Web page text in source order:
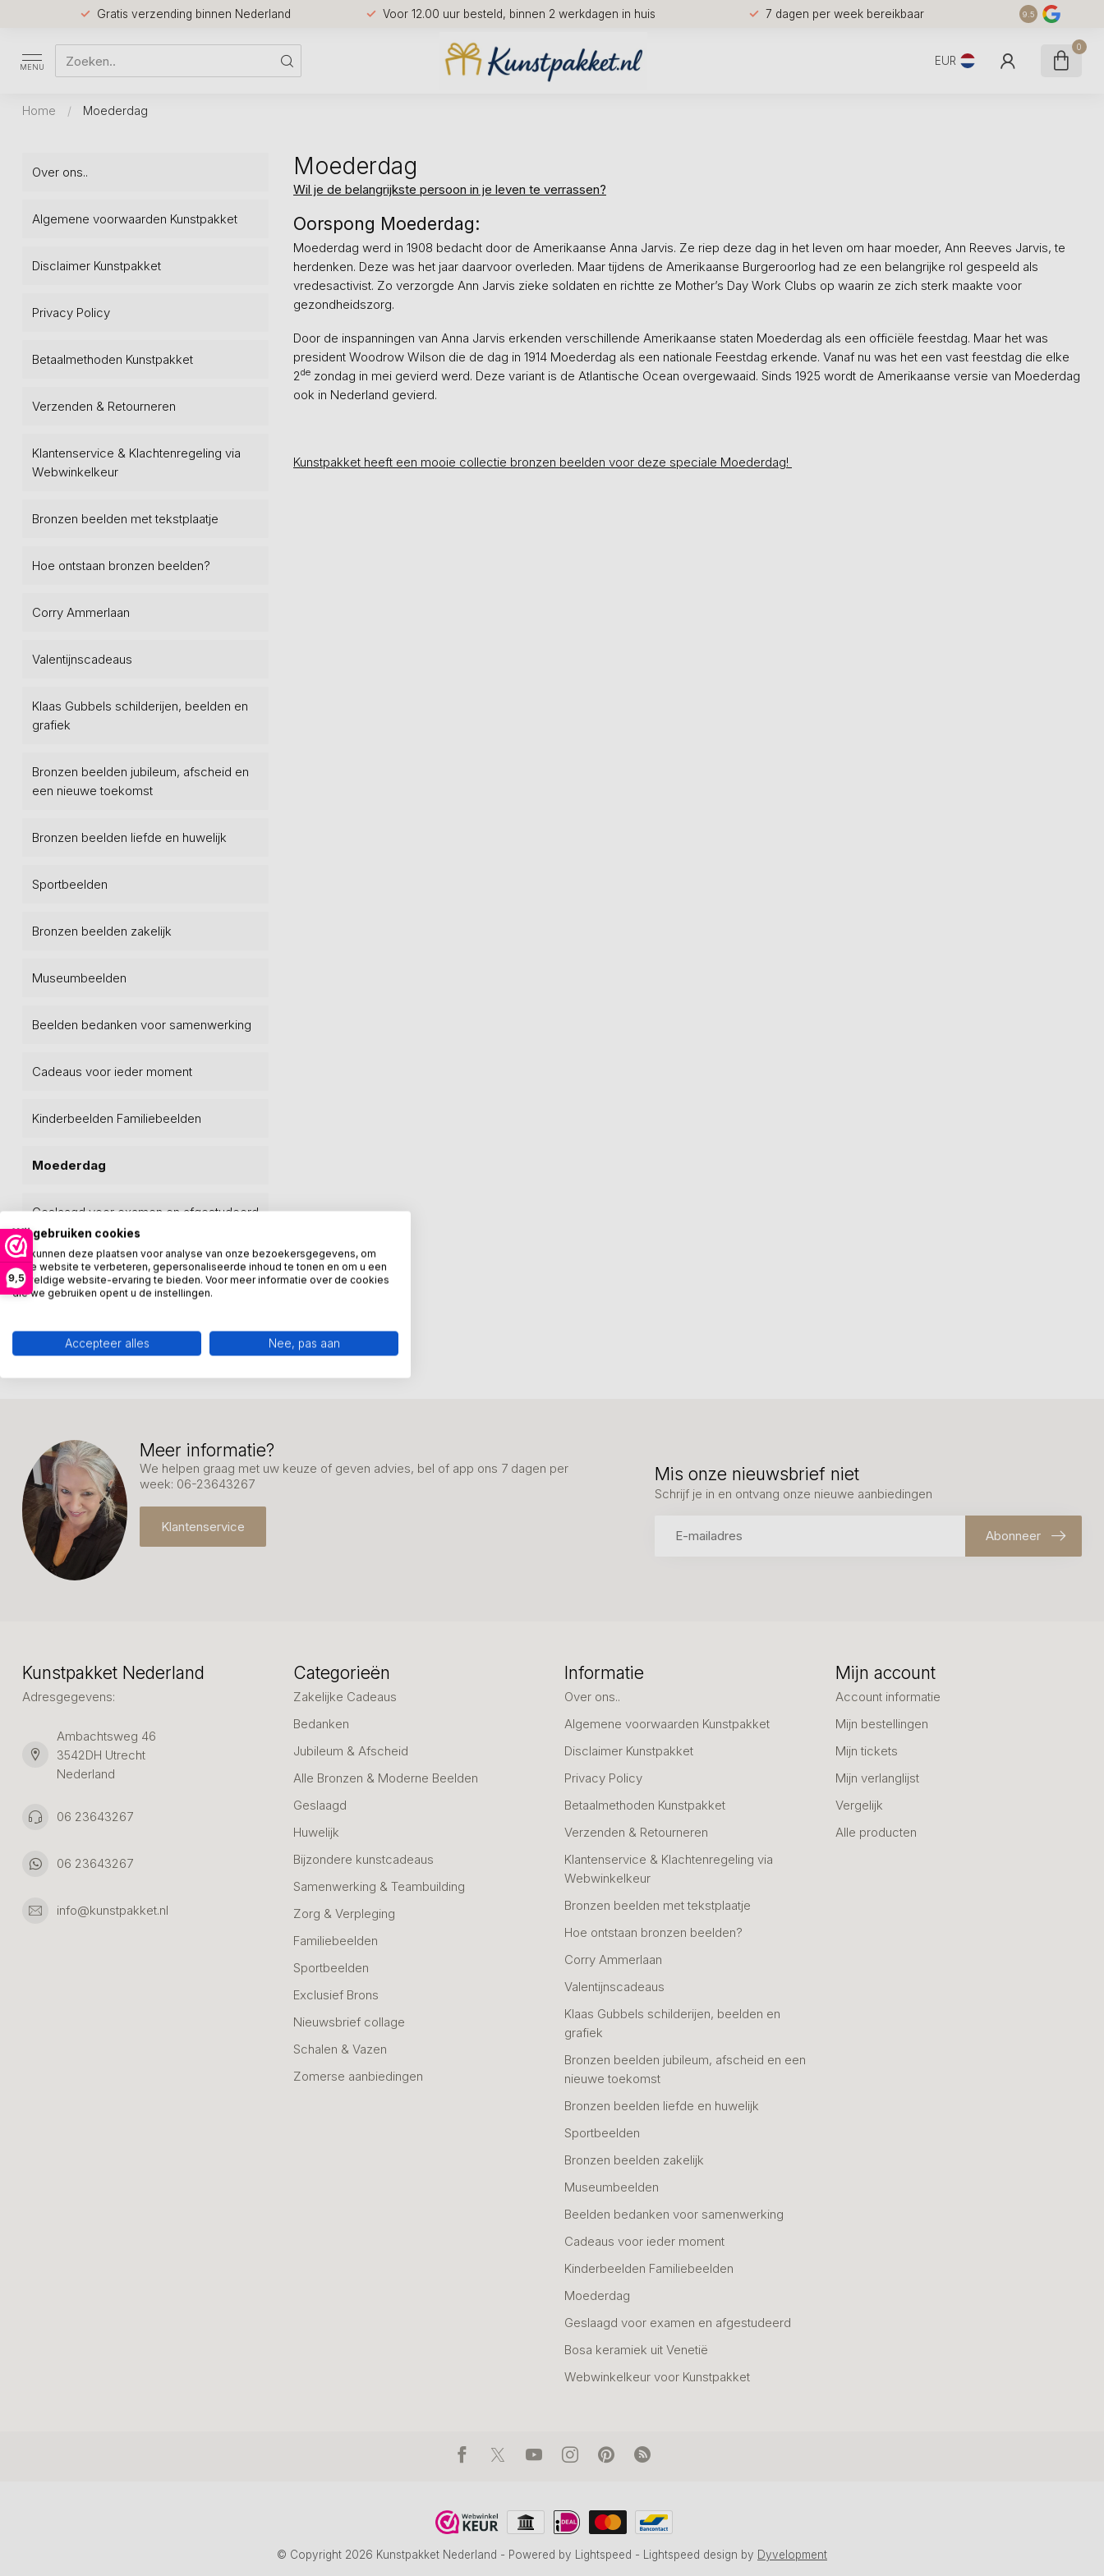
9,5
Gratis verzending binnen Nederland Voor 12.00 uur besteld, binnen 2 werkdagen in huis 7 dagen per week bereikbaar 9.5
MENU EUR
0
Home / Moederdag
Over ons..
Algemene voorwaarden Kunstpakket
Disclaimer Kunstpakket
Privacy Policy
Betaalmethoden Kunstpakket
Verzenden & Retourneren
Klantenservice & Klachtenregeling via
Webwinkelkeur
Bronzen beelden met tekstplaatje
Hoe ontstaan bronzen beelden?
Corry Ammerlaan
Valentijnscadeaus
Klaas Gubbels schilderijen, beelden en
grafiek
Bronzen beelden jubileum, afscheid en
een nieuwe toekomst
Bronzen beelden liefde en huwelijk
Sportbeelden
Bronzen beelden zakelijk
Museumbeelden
Beelden bedanken voor samenwerking
Cadeaus voor ieder moment
Kinderbeelden Familiebeelden
Moederdag
Geslaagd voor examen en afgestudeerd
Bosa keramiek uit Venetië
Moederdag
Wil je de belangrijkste persoon in je leven te verrassen?
Oorspong Moederdag:
Moederdag werd in 1908 bedacht door de Amerikaanse Anna Jarvis. Ze riep deze dag in het leven om haar moeder, Ann Reeves Jarvis, te
herdenken. Deze was het jaar daarvoor overleden. Maar tijdens de Amerikaanse Burgeroorlog had ze een belangrijke rol gespeeld als
vredesactivist. Zo verzorgde Ann Jarvis zieke soldaten en richtte ze Mother’s Day Work Clubs op waarin ze zich sterk maakte voor
gezondheidszorg.
Door de inspanningen van Anna Jarvis erkenden verschillende Amerikaanse staten Moederdag als een officiële feestdag. Maar het was
president Woodrow Wilson die de dag in 1914 Moederdag als een nationale Feestdag erkende. Vanaf nu was het een vast feestdag die elke
2de zondag in mei gevierd werd. Deze variant is de Atlantische Ocean overgewaaid. Sinds 1925 wordt de Amerikaanse versie van Moederdag
ook in Nederland gevierd.
Kunstpakket heeft een mooie collectie bronzen beelden voor deze speciale Moederdag!
Meer informatie?
We helpen graag met uw keuze of geven advies, bel of app ons 7 dagen per
week: 06-23643267
Klantenservice
Mis onze nieuwsbrief niet
Schrijf je in en ontvang onze nieuwe aanbiedingen
Abonneer
Kunstpakket Nederland
Adresgegevens:
Ambachtsweg 46
3542DH Utrecht
Nederland
06 23643267
06 23643267
info@kunstpakket.nl
Categorieën
Zakelijke Cadeaus
Bedanken
Jubileum & Afscheid
Alle Bronzen & Moderne Beelden
Geslaagd
Huwelijk
Bijzondere kunstcadeaus
Samenwerking & Teambuilding
Zorg & Verpleging
Familiebeelden
Sportbeelden
Exclusief Brons
Nieuwsbrief collage
Schalen & Vazen
Zomerse aanbiedingen
Informatie
Over ons..
Algemene voorwaarden Kunstpakket
Disclaimer Kunstpakket
Privacy Policy
Betaalmethoden Kunstpakket
Verzenden & Retourneren
Klantenservice & Klachtenregeling via
Webwinkelkeur
Bronzen beelden met tekstplaatje
Hoe ontstaan bronzen beelden?
Corry Ammerlaan
Valentijnscadeaus
Klaas Gubbels schilderijen, beelden en
grafiek
Bronzen beelden jubileum, afscheid en een
nieuwe toekomst
Bronzen beelden liefde en huwelijk
Sportbeelden
Bronzen beelden zakelijk
Museumbeelden
Beelden bedanken voor samenwerking
Cadeaus voor ieder moment
Kinderbeelden Familiebeelden
Moederdag
Geslaagd voor examen en afgestudeerd
Bosa keramiek uit Venetië
Webwinkelkeur voor Kunstpakket
Mijn account
Account informatie
Mijn bestellingen
Mijn tickets
Mijn verlanglijst
Vergelijk
Alle producten
© Copyright 2026 Kunstpakket Nederland - Powered by Lightspeed - Lightspeed design by Dyvelopment
Wij gebruiken cookies
We kunnen deze plaatsen voor analyse van onze bezoekersgegevens, om
onze website te verbeteren, gepersonaliseerde inhoud te tonen en om u een
geweldige website-ervaring te bieden. Voor meer informatie over de cookies
die we gebruiken opent u de instellingen.
Accepteer alles Nee, pas aan